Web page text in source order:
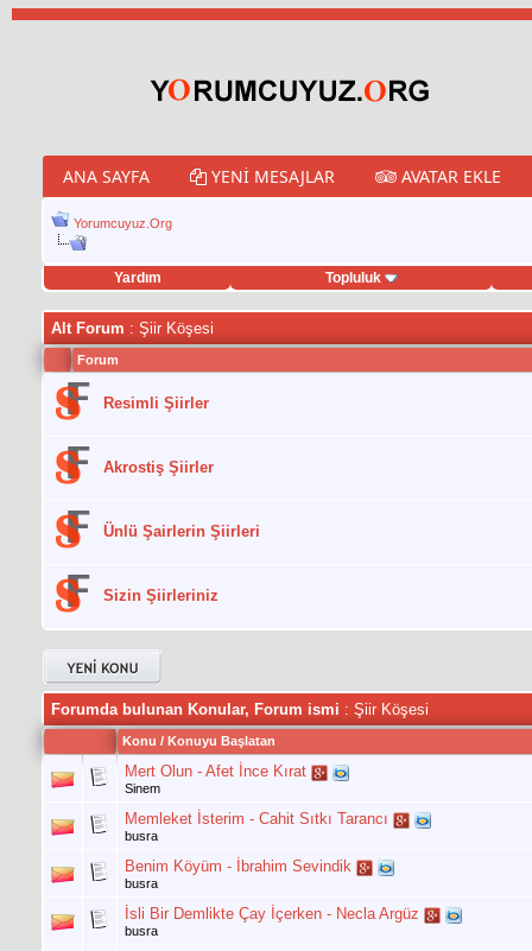
ANA SAYFA YENI MESAJLAR AVATAR EKLE
Yorumcuyuz.Org
Yardım Topluluk
hilesi
Alt Forum : Şiir Köşesi
Forum
Resimli Şiirler
Akrostiş Şiirler
Ünlü Şairlerin Şiirleri
Sizin Şiirleriniz
Forumda bulunan Konular, Forum ismi : Şiir Köşesi
Konu / Konuyu Başlatan
Mert Olun - Afet İnce Kırat
Sinem
Memleket İsterim - Cahit Sıtkı Tarancı
busra
Benim Köyüm - İbrahim Sevindik
busra
İsli Bir Demlikte Çay İçerken - Necla Argüz
busra